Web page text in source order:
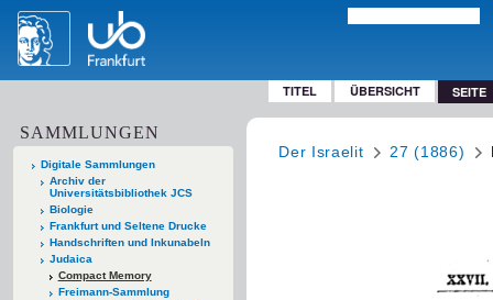
TITEL ÜBERSICHT SEITE
SAMMLUNGEN
Digitale Sammlungen
Archiv der
Universitätsbibliothek JCS
Biologie
Frankfurt und Seltene Drucke
Handschriften und Inkunabeln
Judaica
Compact Memory
Freimann-Sammlung
Der Israelit 27 (1886)